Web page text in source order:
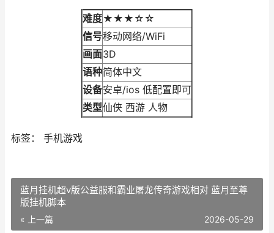
难度★★★☆☆
信号移动网络/WiFi
画面3D
语种简体中文
设备安卓/ios 低配置即可
类型仙侠 西游 人物
标签： 手机游戏
蓝月挂机超v版公益服和霸业屠龙传奇游戏相对 蓝月至尊
版挂机脚本
« 上一篇 2026-05-29